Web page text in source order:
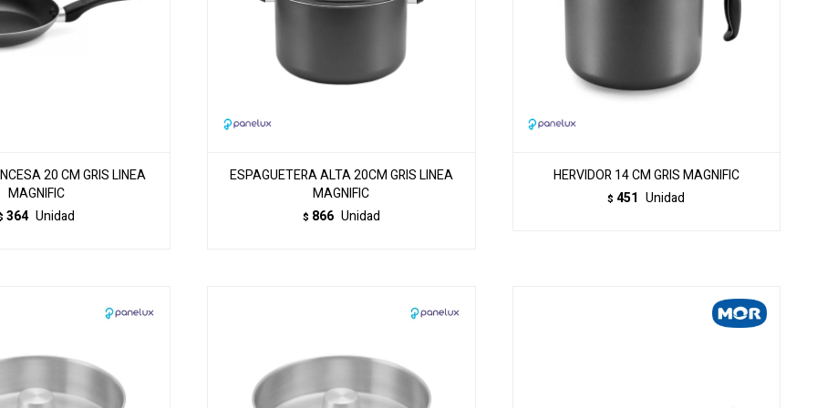
20 CM GRIS LINEA
MAGNIFIC
364 Unidad
ESPAGUETERA ALTA 20CM GRIS LINEA
MAGNIFIC
$ 866 Unidad
HERVIDOR 14 CM GRIS MAGNIFIC
$ 451 Unidad